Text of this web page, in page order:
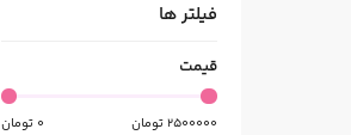
فیلتر ها
قیمت
0 تومان 2500000تومان